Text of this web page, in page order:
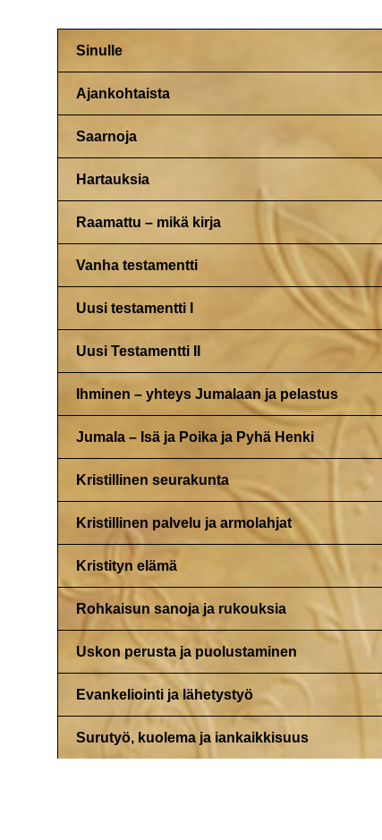
Sinulle
Ajankohtaista
Saarnoja
Hartauksia
Raamattu – mikä kirja
Vanha testamentti
Uusi testamentti I
Uusi Testamentti II
Ihminen – yhteys Jumalaan ja pelastus
Jumala – Isä ja Poika ja Pyhä Henki
Kristillinen seurakunta
Kristillinen palvelu ja armolahjat
Kristityn elämä
Rohkaisun sanoja ja rukouksia
Uskon perusta ja puolustaminen
Evankeliointi ja lähetystyö
Surutyö, kuolema ja iankaikkisuus